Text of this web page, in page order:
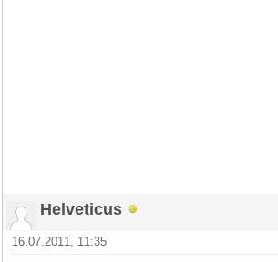
Helveticus
16.07.2011, 11:35